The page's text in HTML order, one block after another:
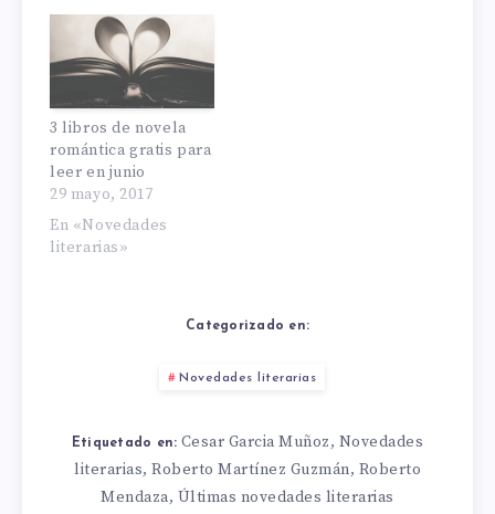
3 libros de novela
romántica gratis para
leer en junio
29 mayo, 2017
En «Novedades
literarias»
Categorizado en:
Novedades literarias
Etiquetado en: Cesar Garcia Muñoz, Novedades
literarias, Roberto Martínez Guzmán, Roberto
Mendaza, Últimas novedades literarias